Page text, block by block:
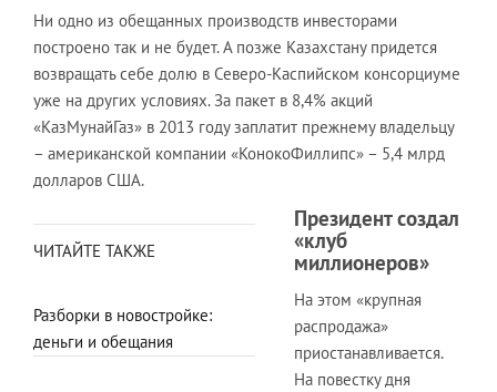
Ни одно из обещанных производств инвесторами
построено так и не будет. А позже Казахстану придется
возвращать себе долю в Северо-Каспийском консорциуме
уже на других условиях. За пакет в 8,4% акций
«КазМунайГаз» в 2013 году заплатит прежнему владельцу
– американской компании «КонокоФиллипс» – 5,4 млрд
долларов США.
ЧИТАЙТЕ ТАКЖЕ
Разборки в новостройке:
деньги и обещания
Президент создал
«клуб
миллионеров»
На этом «крупная
распродажа»
приостанавливается.
На повестку дня